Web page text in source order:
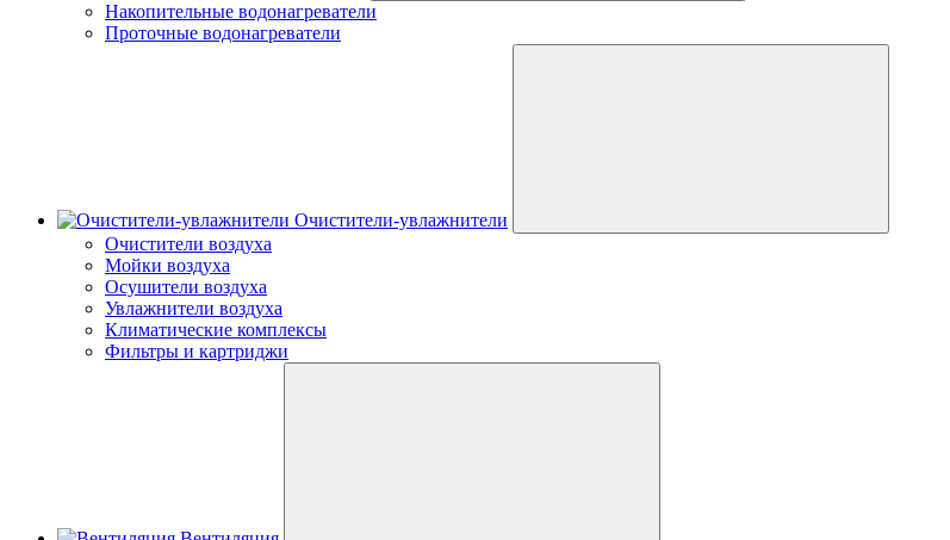
Накопительные водонагреватели
Проточные водонагреватели
Очистители-увлажнители
Очистители воздуха
Мойки воздуха
Осушители воздуха
Увлажнители воздуха
Климатические комплексы
Фильтры и картриджи